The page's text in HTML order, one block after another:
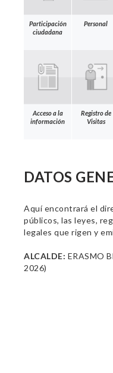
Participación
ciudadana
Personal
Acceso a la
información
Registro de
Visitas
DATOS
Aquí encontrará el
públicos, las leyes,
legales que rigen y
ALCALDE: ERASMO
2026)